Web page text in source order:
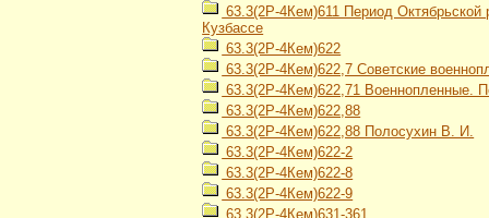
63.3(2Р-4Кем)611 Период Октябрьской
Кузбассе
63.3(2Р-4Кем)622
63.3(2Р-4Кем)622,7 Советские
63.3(2Р-4Кем)622,71 Военнопленные.
63.3(2Р-4Кем)622,88
63.3(2Р-4Кем)622,88 Полосухин В. И.
63.3(2Р-4Кем)622-2
63.3(2Р-4Кем)622-8
63.3(2Р-4Кем)622-9
63.3(2Р-4Кем)631-361